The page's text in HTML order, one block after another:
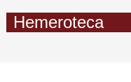
Hemeroteca